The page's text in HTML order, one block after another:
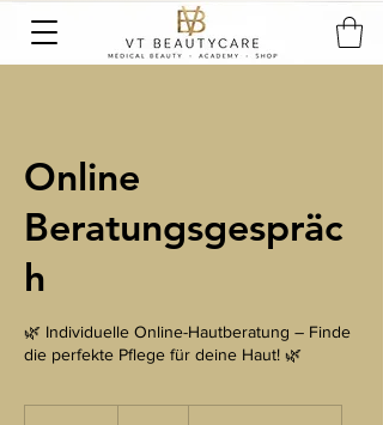
Online
Beratungsgespräc
h
🌿 Individuelle Online-Hautberatung – Finde
die perfekte Pflege für deine Haut! 🌿